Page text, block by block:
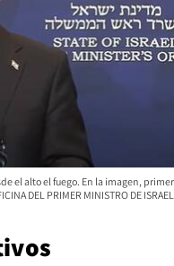
el alto el fuego. En la imagen, primer
DEL PRIMER MINISTRO DE ISRAEL